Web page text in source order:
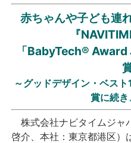
個人向けサービス
法人向けサービス
採用情報
English
赤ちゃんや子ども連
『
「BabyTech®
～グッドデザイン・ベス
賞に続
株式会社ナビタイムジャ
啓介、本社：東京都港区）